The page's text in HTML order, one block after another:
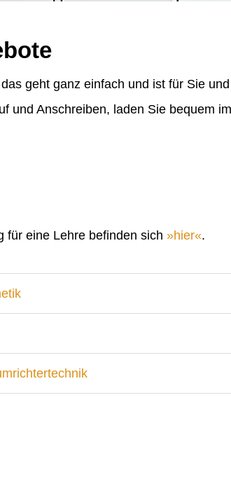
geht ganz einfach und ist für Sie
und Anschreiben, laden Sie bequem
für eine Lehre befinden sich hier .